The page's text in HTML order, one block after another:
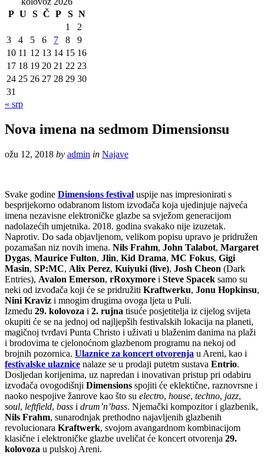
P U S Č P S N
1
2
3
4 5 6 7 8
9
10 11 12 13 14 15 16
17 18 19 20 21 22 23
24 25 26 27 28 29 30
31
« srp
Nova imena na sedmom Dimensionsu
ožu 12, 2018 by admin in Najave
Svake godine Dimensions festival uspije nas impresionirati s
besprijekorno odabranom listom izvođača koja ujedinjuje najveća
imena nezavisne elektroničke glazbe sa svježom generacijom
nadolazećih umjetnika. 2018. godina svakako nije izuzetak.
Naprotiv. Do sada objavljenom, velikom popisu upravo je pridružen
pozamašan niz novih imena. Nils Frahm, John Talabot, Margaret
Dygas, Maurice Fulton, Jlin, Kid Drama, MC Fokus, Gigi
Masin, SP:MC, Alix Perez, Kuiyuki (live), Josh Cheon (Dark
Entries), Avalon Emerson, rRoxymore i Steve Spacek samo su
neki od izvođača koji će se pridružiti Kraftwerku, Jonu Hopkinsu,
Nini Kraviz i mnogim drugima ovoga ljeta u Puli.
Između 29. kolovoza i 2. rujna tisuće posjetitelja iz cijelog svijeta
okupiti će se na jednoj od najljepših festivalskih lokacija na planeti,
magičnoj tvrđavi Punta Christo i uživati u blaženim danima na plaži
i brodovima te cjelonoćnom glazbenom programu na nekoj od
brojnih pozornica. Ulaznice za koncert otvorenja u Areni, kao i
festivalske ulaznice nalaze se u prodaji putetm sustava Entrio.
Dosljedan korijenima, uz napredan i inovativan pristup pri odabiru
izvođača ovogodišnji Dimensions spojiti će eklektične, raznovrsne i
naoko nespojive žanrove kao što su electro, house, techno, jazz,
soul, leftfield, bass i drum’n’bass. Njemački kompozitor i glazbenik,
Nils Frahm, sunarodnjak prethodno najavljenih glazbenih
revolucionara Kraftwerk, svojom avangardnom kombinacijom
klasične i elektroničke glazbe uveličat će koncert otvorenja 29.
kolovoza u pulskoj Areni.